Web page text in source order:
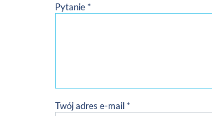
Pytanie *
Twój adres e-mail *